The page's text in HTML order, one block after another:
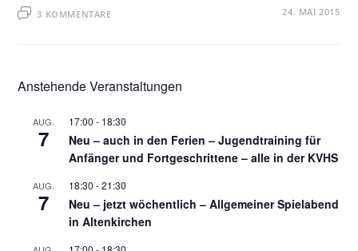
3 KOMMENTARE 24. MAI 2015
Anstehende Veranstaltungen
AUG.
7
17:00 - 18:30
Neu – auch in den Ferien – Jugendtraining für
Anfänger und Fortgeschrittene – alle in der KVHS
AUG.
7
18:30 -21:30
Neu – jetzt wöchentlich – Allgemeiner Spielabend
in Altenkirchen